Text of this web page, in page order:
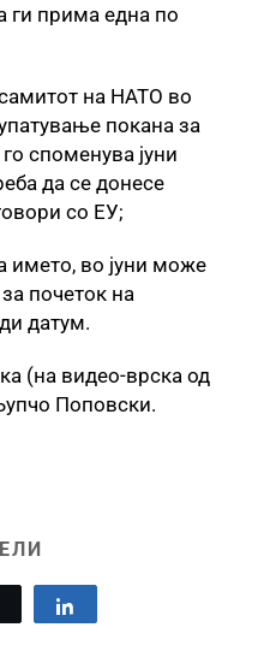
ги прима една по
на НАТО во
покана за
споменува јуни
да се донесе
со ЕУ;
името, во јуни може
почеток на
датум.
(на видео-врска од
Поповски.
Tweet